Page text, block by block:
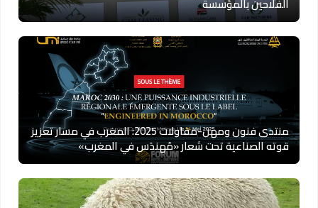
منتدى فنون ومهن-مقاولات 2025: المغرب في مسار تعزيز
قوته الصناعية تحت شعار «مُهندَس في المغرب»